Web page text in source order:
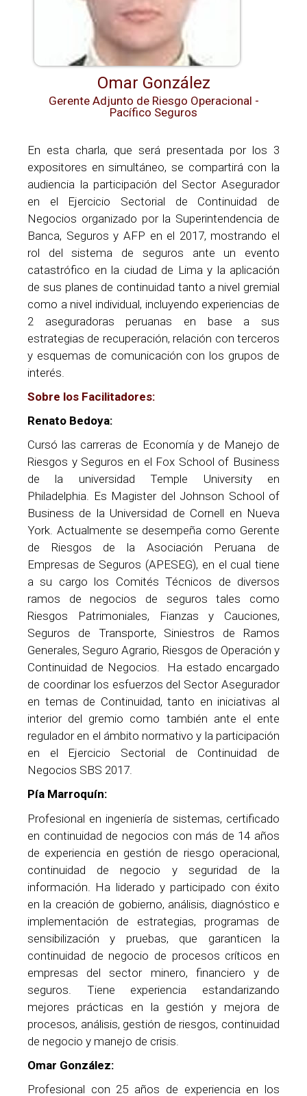
Omar González
Gerente Adjunto de Riesgo Operacional -
Pacífico Seguros
En esta charla, que será presentada por los 3
expositores en simultáneo, se compartirá con la
audiencia la participación del Sector Asegurador
en el Ejercicio Sectorial de Continuidad de
Negocios organizado por la Superintendencia de
Banca, Seguros y AFP en el 2017, mostrando el
rol del sistema de seguros ante un evento
catastrófico en la ciudad de Lima y la aplicación
de sus planes de continuidad tanto a nivel gremial
como a nivel individual, incluyendo experiencias de
2 aseguradoras peruanas en base a sus
estrategias de recuperación, relación con terceros
y esquemas de comunicación con los grupos de
interés.
Sobre los Facilitadores:
Renato Bedoya:
Cursó las carreras de Economía y de Manejo de
Riesgos y Seguros en el Fox School of Business
de la universidad Temple University en
Philadelphia. Es Magister del Johnson School of
Business de la Universidad de Cornell en Nueva
York. Actualmente se desempeña como Gerente
de Riesgos de la Asociación Peruana de
Empresas de Seguros (APESEG), en el cual tiene
a su cargo los Comités Técnicos de diversos
ramos de negocios de seguros tales como
Riesgos Patrimoniales, Fianzas y Cauciones,
Seguros de Transporte, Siniestros de Ramos
Generales, Seguro Agrario, Riesgos de Operación y
Continuidad de Negocios. Ha estado encargado
de coordinar los esfuerzos del Sector Asegurador
en temas de Continuidad, tanto en iniciativas al
interior del gremio como también ante el ente
regulador en el ámbito normativo y la participación
en el Ejercicio Sectorial de Continuidad de
Negocios SBS 2017.
Pía Marroquín:
Profesional en ingeniería de sistemas, certificado
en continuidad de negocios con más de 14 años
de experiencia en gestión de riesgo operacional,
continuidad de negocio y seguridad de la
información. Ha liderado y participado con éxito
en la creación de gobierno, análisis, diagnóstico e
implementación de estrategias, programas de
sensibilización y pruebas, que garanticen la
continuidad de negocio de procesos críticos en
empresas del sector minero, financiero y de
seguros. Tiene experiencia estandarizando
mejores prácticas en la gestión y mejora de
procesos, análisis, gestión de riesgos, continuidad
de negocio y manejo de crisis.
Omar González:
Profesional con 25 años de experiencia en los